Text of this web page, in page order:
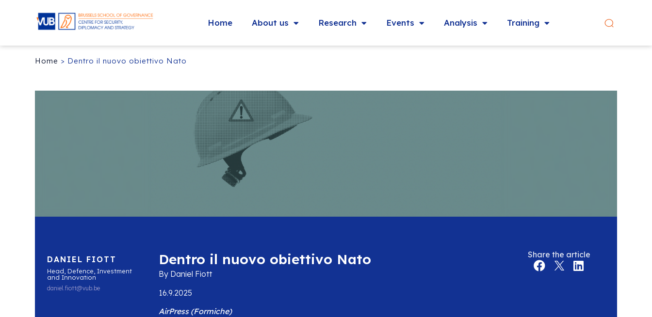
Home About us Research Events Analysis Training
Home > Dentro il nuovo obiettivo Nato
DANIEL FIOTT
Head, Defence, Investment
and Innovation
daniel.fiott@vub.be
Dentro il nuovo obiettivo Nato
By Daniel Fiott
16.9.2025
AirPress (Formiche)
Share the article